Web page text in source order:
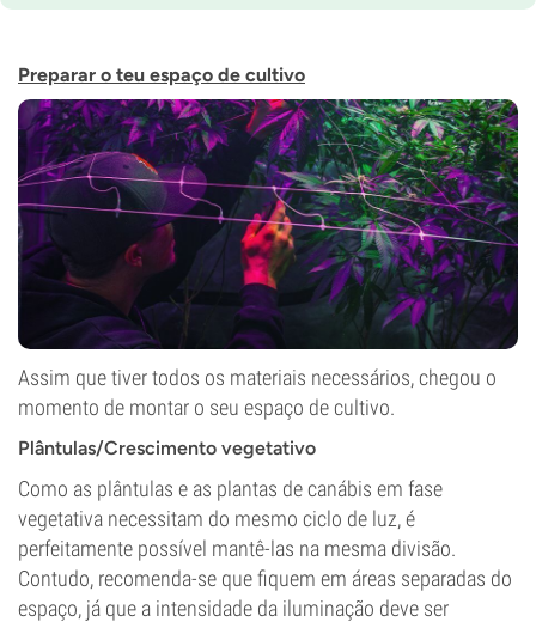
Preparar o teu espaço de cultivo
Assim que tiver todos os materiais necessários, chegou o
momento de montar o seu espaço de cultivo.
Plântulas/Crescimento vegetativo
Como as plântulas e as plantas de canábis em fase
vegetativa necessitam do mesmo ciclo de luz, é
perfeitamente possível mantê-las na mesma divisão.
Contudo, recomenda-se que fiquem em áreas separadas do
espaço, já que a intensidade da iluminação deve ser